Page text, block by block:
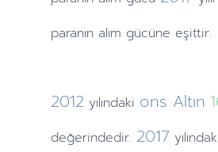
paranın alım gücüne eşittir.
2012 yılındaki ons Altın
değerindedir. 2017